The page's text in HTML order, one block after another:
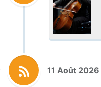
11 Août 2026